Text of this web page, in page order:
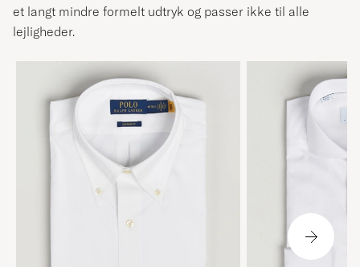
et langt mindre formelt udtryk og passer ikke til alle
lejligheder.